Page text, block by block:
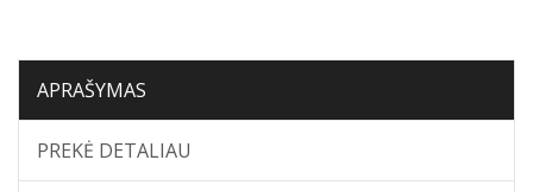
APRAŠYMAS
PREKĖ DETALIAU